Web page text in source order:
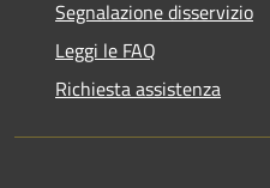
Segnalazione disservizio
Leggi le FAQ
Richiesta assistenza